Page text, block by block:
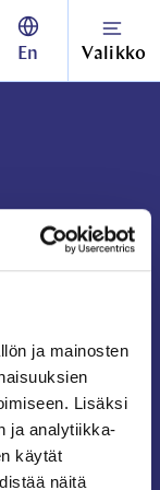
ja mainosten
Lisäksi
ja analytiikka-
käytät
näitä
En Valikko